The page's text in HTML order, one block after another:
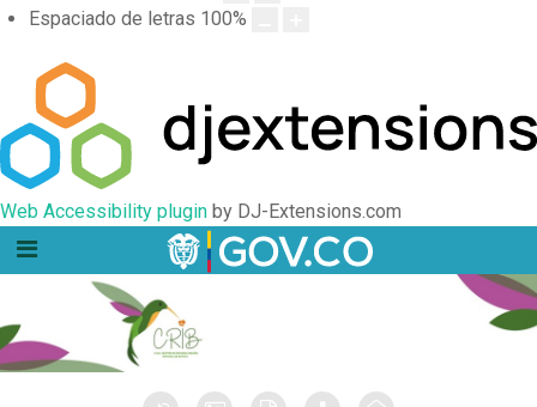
Espaciado de letras 100%
Web Accessibility plugin by DJ-Extensions.com